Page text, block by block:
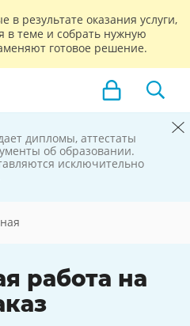
результате оказания услуги,
в теме и собрать нужную
готовое решение.
дипломы, аттестаты
об образовании.
исключительно
работа на